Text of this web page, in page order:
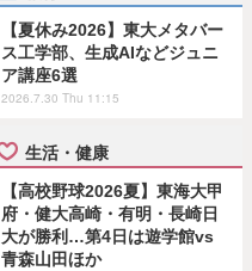
【夏休み2026】東大メタバー
ス工学部、生成AIなどジュニ
ア講座6選
2026.7.30 Thu 11:15
生活・健康
【高校野球2026夏】東海大甲
府・健大高崎・有明・長崎日
大が勝利…第4日は遊学館vs
青森山田ほか